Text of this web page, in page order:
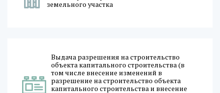
земельного участка
Выдача разрешения на строительство
объекта капитального строительства (в
том числе внесение изменений в
разрешение на строительство объекта
капитального строительства и внесение